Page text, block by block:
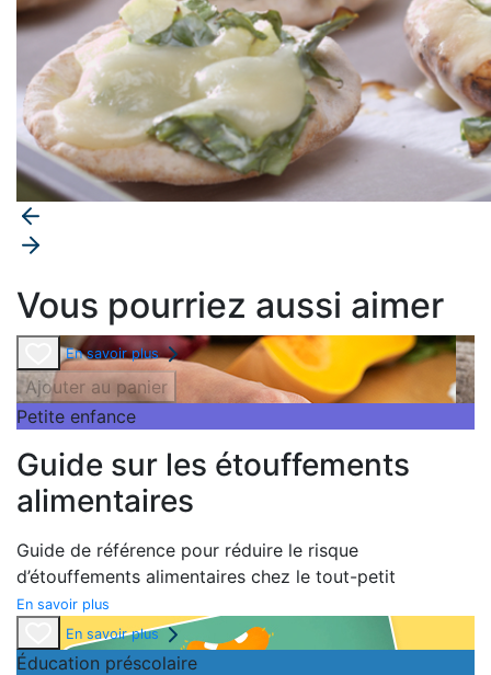
Vous pourriez aussi aimer
En savoir plus
Ajouter au panier
Petite enfance
Guide sur les étouffements
alimentaires
Guide de référence pour réduire le risque
d’étouffements alimentaires chez le tout-petit
En savoir plus
En savoir plus
Éducation préscolaire